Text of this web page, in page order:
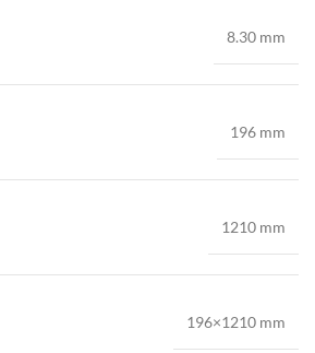
8.30 mm
196 mm
1210 mm
196×1210 mm